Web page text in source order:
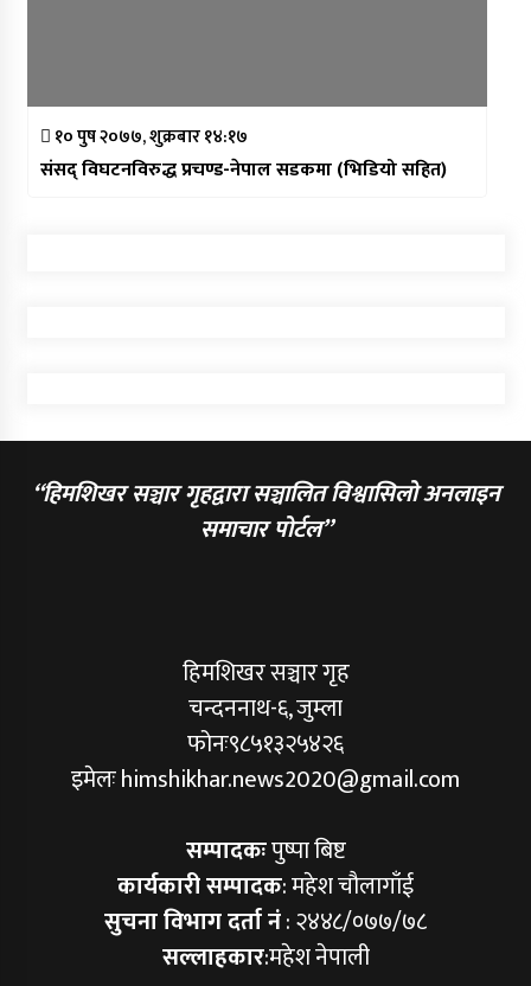
१० पुष २०७७, शुक्रबार १४:१७
संसद् विघटनविरुद्ध प्रचण्ड-नेपाल सडकमा (भिडियो सहित)
“हिमशिखर सञ्चार गृहद्वारा सञ्चालित विश्वासिलो अनलाइन
समाचार पोर्टल”
हिमशिखर सञ्चार गृह
चन्दननाथ-६, जुम्ला
फोनः९८५१३२५४२६
इमेलः himshikhar.news2020@gmail.com
सम्पादकःपुष्पा बिष्ट
कार्यकारी सम्पादक: महेश चौलागाँई
सुचना विभाग दर्ता नं: २४४८/०७७/७८
सल्लाहकार:महेश नेपाली